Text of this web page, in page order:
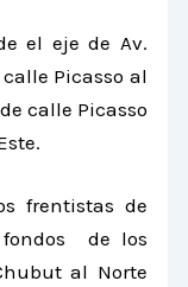
el eje de Av.
Picasso al
calle Picasso
frentistas de
de los
al Norte